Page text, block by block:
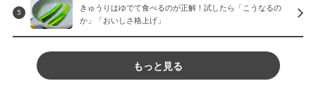
5
きゅうりはゆでて食べるのが正解！試したら「こうなるの
か」「おいしさ格上げ」
もっと見る